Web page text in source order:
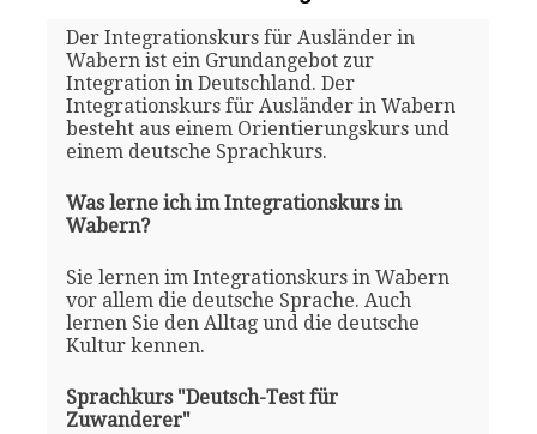
Der Integrationskurs für Ausländer in
Wabern ist ein Grundangebot zur
Integration in Deutschland. Der
Integrationskurs für Ausländer in Wabern
besteht aus einem Orientierungskurs und
einem deutsche Sprachkurs.
Was lerne ich im Integrationskurs in
Wabern?
Sie lernen im Integrationskurs in Wabern
vor allem die deutsche Sprache. Auch
lernen Sie den Alltag und die deutsche
Kultur kennen.
Sprachkurs "Deutsch-Test für
Zuwanderer"